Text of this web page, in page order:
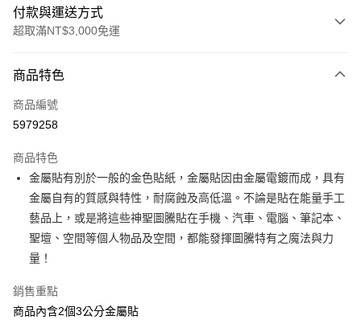
付款與運送方式
超取滿NT$3,000免運
信用卡一次付款
超商取貨付款
Apple Pay
街口支付
悠遊付
ATM付款
商品特色
商品編號
5979258
商品特色
金屬貼有別於一般的金色貼紙，金屬貼因由金屬電鍍而成，具有
金屬自有的質感與特性，耐腐蝕及高低溫。不論是貼在能量手工
藝品上，或是將這些神聖圖騰貼在手機、汽車、電腦、筆記本、
聖壇、空間等個人物品及空間，都能發揮圖騰特有之魔法與力
量！
銷售重點
商品內含2個3公分金屬貼